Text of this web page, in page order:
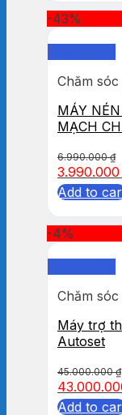
-43%
Chăm
MÁY
MẠCH
6.990.000₫
3.990.000
Add to
-4%
Chăm
Máy trợ
Autoset
45.000.000₫
Add to